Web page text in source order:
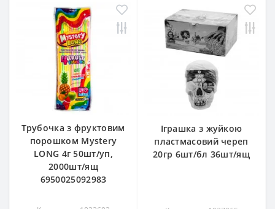
Трубочка з фруктовим
порошком Mystery
LONG 4г 50шт/уп,
2000шт/ящ
6950025092983
Іграшка з жуйкою
пластмасовий череп
20гр 6шт/бл 36шт/ящ